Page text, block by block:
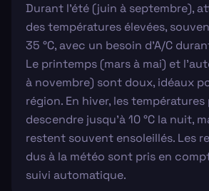
Durant l'été (juin à septembre),
des températures élevées,
35 °C, avec un besoin d'A/C
Le printemps (mars à mai) et
à novembre) sont doux, idéaux
région. En hiver, les
descendre jusqu'à 10 °C la nuit,
restent souvent ensoleillés. Les
dus à la météo sont pris en
suivi automatique.